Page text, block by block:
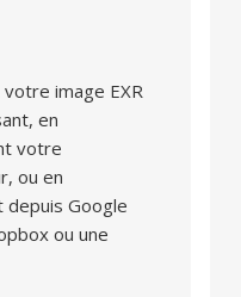
image EXR
en
votre
ou en
depuis Google
ou une